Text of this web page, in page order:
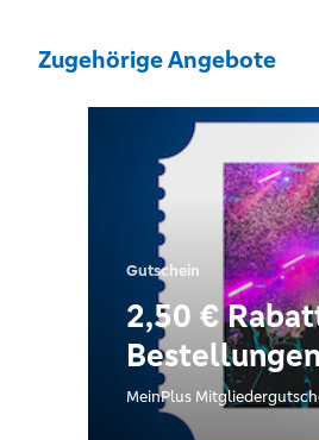
Zugehörige Angebote
Gutschein
2,50 €
Bestellungen
MeinPlus